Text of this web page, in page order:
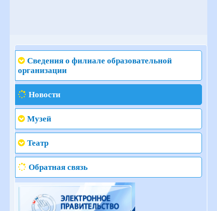
Сведения о филиале образовательной
организации
Новости
Музей
Театр
Обратная связь